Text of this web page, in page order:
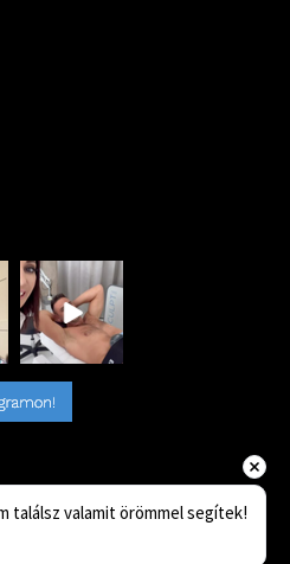
találsz valamit örömmel segítek!